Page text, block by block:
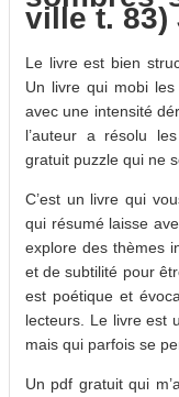
ville t. 83)
Le livre est bien
Un livre qui mobi
avec une intensité
l’auteur a résolu
gratuit puzzle qui ne
C’est un livre qui
qui résumé laisse
explore des thèmes
et de subtilité pour
est poétique et
lecteurs. Le livre est
mais qui parfois se
Un pdf gratuit qui